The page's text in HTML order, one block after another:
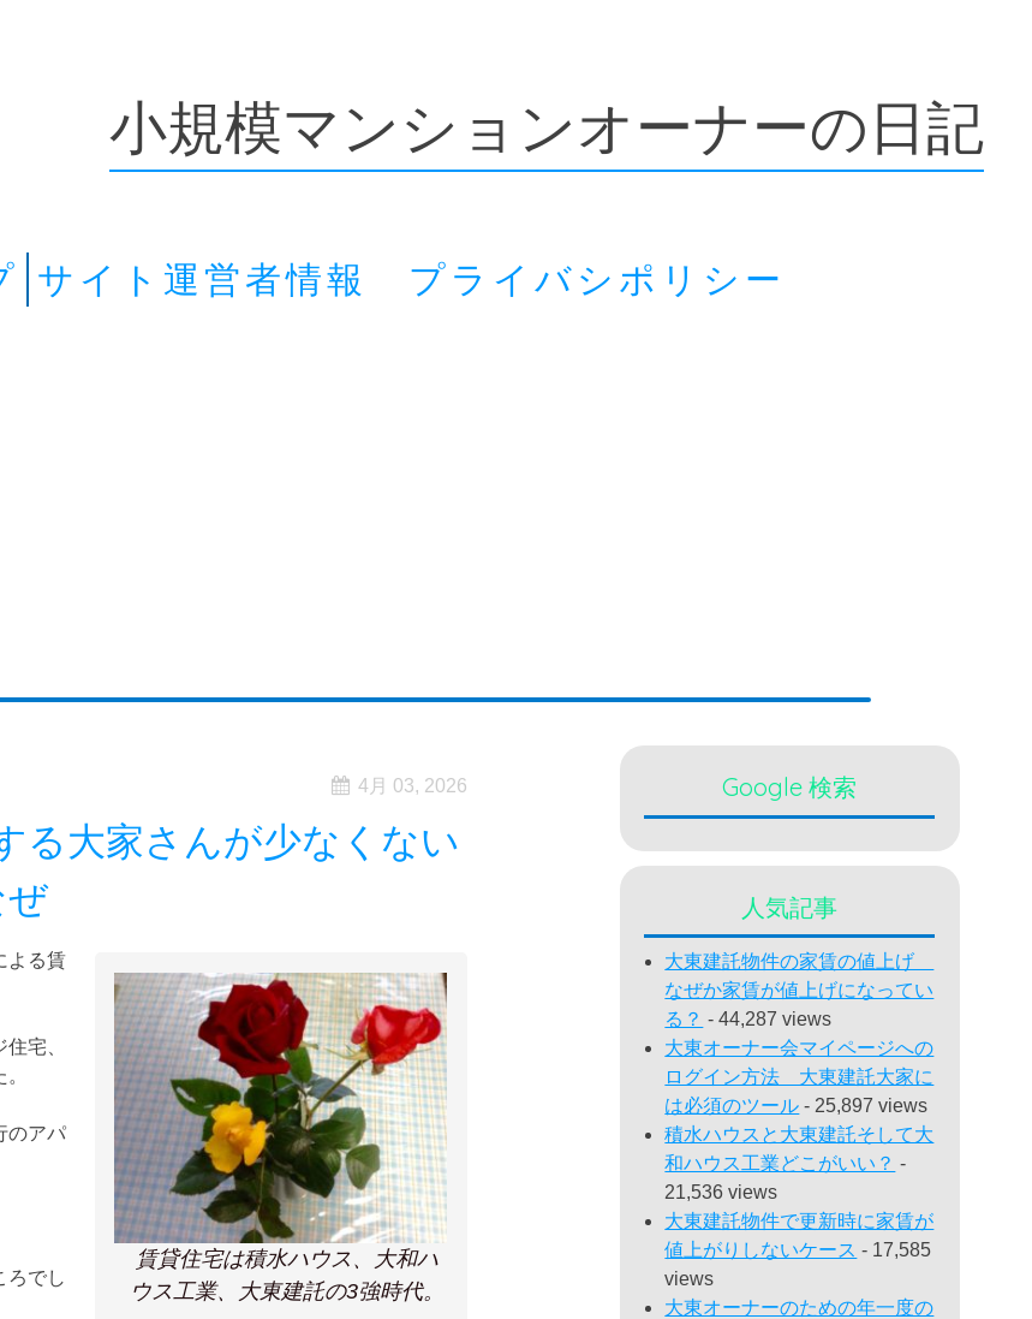
小規模マンションオーナーの日記
サイト運営者情報 プライバシポリシー
4月 03, 2026
る大家さんが少なくない
賃貸住宅は積水ハウス、大和ハ
ウス工業、大東建託の3強時代。
よる賃
宅、
のアパ
ろでし
Google 検索
人気記事
大東建託物件の家賃の値上げ
なぜか家賃が値上げになってい
る？ - 44,287 views
大東オーナー会マイページへの
ログイン方法 大東建託大家に
は必須のツール - 25,897 views
積水ハウスと大東建託そして大
和ハウス工業どこがいい？ -
21,536 views
大東建託物件で更新時に家賃が
値上がりしないケース - 17,585
views
大東オーナーのための年一度の